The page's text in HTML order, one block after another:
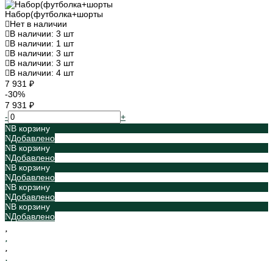
Набор(футболка+шорты
Нет в наличии
В наличии: 3 шт
В наличии: 1 шт
В наличии: 3 шт
В наличии: 3 шт
В наличии: 4 шт
7 931 ₽
-30%
7 931 ₽
-
+
В корзину
Добавлено
В корзину
Добавлено
В корзину
Добавлено
В корзину
Добавлено
В корзину
Добавлено